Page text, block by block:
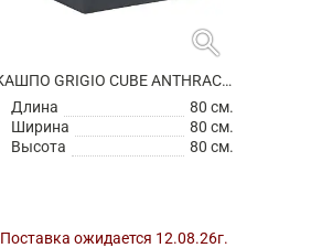
search
КАШПО GRIGIO CUBE ANTHRACITE
Длина
80 см.
Ширина
80 см.
Высота
80 см.
Поставка ожидается 12.08.26г.